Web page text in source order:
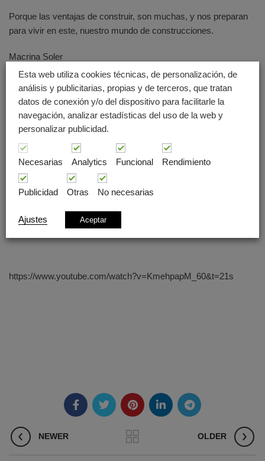
Porque las ventajas de construir, son muchas, y nos preparan
para vivir en este, nuestro mundo de construcciones.
Macrina Soler
Psicóloga Infantil y Juvenil y Director de la Escuela de Teatro
Emocional Amor-discos
https://www.youtube.com/watch?v=KmehpapM_60&t=21s
NEWER OLDER
Esta web utiliza cookies técnicas, de personalización, de
análisis y publicitarias, propias y de terceros, que tratan
datos de conexión y/o del dispositivo para facilitarle la
navegación, analizar estadísticas del uso de la web y
personalizar publicidad.
Necesarias Analytics Funcional Rendimiento
Publicidad Otras No necesarias
Ajustes Aceptar